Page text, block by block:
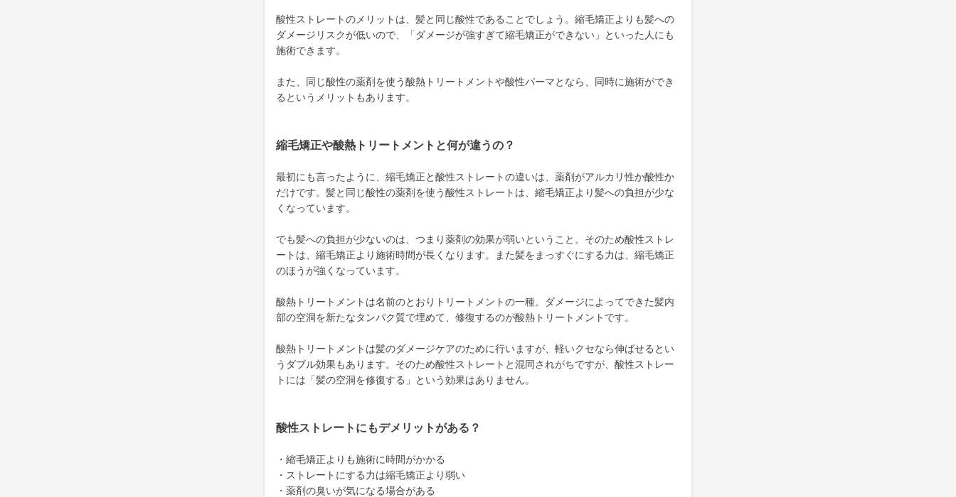
酸性ストレートのメリットは、髪と同じ酸性であることでしょう。縮毛矯正よりも髪への
ダメージリスクが低いので、「ダメージが強すぎて縮毛矯正ができない」といった人にも
施術できます。
また、同じ酸性の薬剤を使う酸熱トリートメントや酸性パーマとなら、同時に施術ができ
るというメリットもあります。
縮毛矯正や酸熱トリートメントと何が違うの？
最初にも言ったように、縮毛矯正と酸性ストレートの違いは、薬剤がアルカリ性か酸性か
だけです。髪と同じ酸性の薬剤を使う酸性ストレートは、縮毛矯正より髪への負担が少な
くなっています。
でも髪への負担が少ないのは、つまり薬剤の効果が弱いということ。そのため酸性ストレ
ートは、縮毛矯正より施術時間が長くなります。また髪をまっすぐにする力は、縮毛矯正
のほうが強くなっています。
酸熱トリートメントは名前のとおりトリートメントの一種。ダメージによってできた髪内
部の空洞を新たなタンパク質で埋めて、修復するのが酸熱トリートメントです。
酸熱トリートメントは髪のダメージケアのために行いますが、軽いクセなら伸ばせるとい
うダブル効果もあります。そのため酸性ストレートと混同されがちですが、酸性ストレー
トには「髪の空洞を修復する」という効果はありません。
酸性ストレートにもデメリットがある？
・縮毛矯正よりも施術に時間がかかる
・ストレートにする力は縮毛矯正より弱い
・薬剤の臭いが気になる場合がある